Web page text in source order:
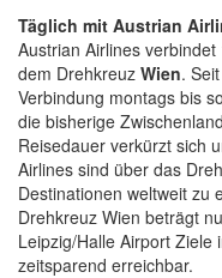
Täglich mit Austrian
Austrian Airlines
dem Drehkreuz Wien.
Verbindung montags bis
die bisherige
Reisedauer verkürzt sich
Airlines sind über das
Destinationen weltweit zu
Drehkreuz Wien beträgt
Leipzig/Halle Airport Ziele
zeitsparend erreichbar.